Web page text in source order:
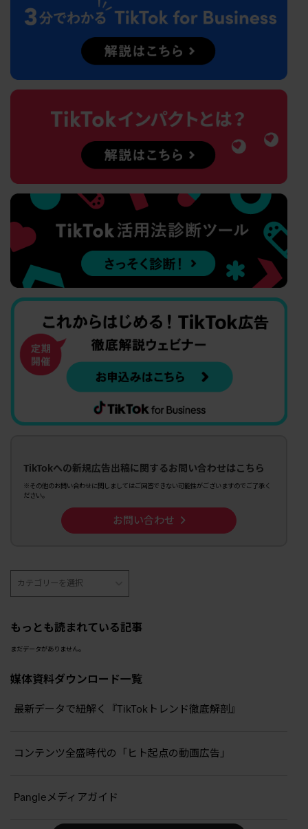
TikTokへの新規広告出稿に関するお問い合わせはこちら
※その他のお問い合わせに関しましてはご回答できない可能性がございますのでご了承く
ださい。
お問い合わせ
もっとも読まれている記事
まだデータがありません。
媒体資料ダウンロード一覧
最新データで紐解く『TikTokトレンド徹底解剖』
コンテンツ全盛時代の「ヒト起点の動画広告」
Pangleメディアガイド